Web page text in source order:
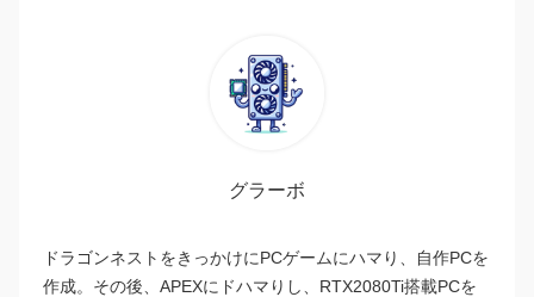
グラーボ
ドラゴンネストをきっかけにPCゲームにハマり、自作PCを
作成。その後、APEXにドハマりし、RTX2080Ti搭載PCを